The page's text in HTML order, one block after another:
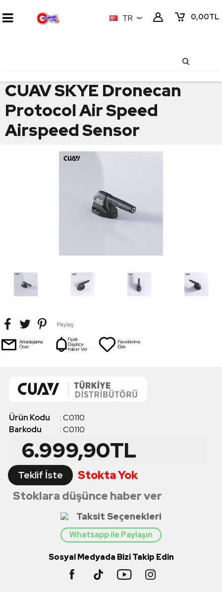
0,00TL
TR
CUAV SKYE Dronecan
Protocol Air Speed
Airspeed Sensor
Paylaş
Arkadaşlarına
Öner
Fiyatı
Düşünce
Haber Ver
Favorilerime
Ekle
Ürün Kodu :C0110
Barkodu
:C0110
6.999,90TL
Teklif İste
Stokta Yok
Stoklara düşünce haber ver
Taksit Seçenekleri
Whatsapp ile Paylaşın
Sosyal Medyada Bizi Takip Edin